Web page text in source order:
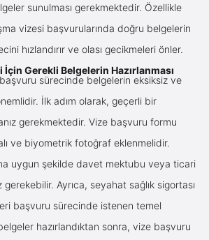
sunulması gerekmektedir. Özellikle
vizesi başvurularında doğru belgelerin
hızlandırır ve olası gecikmeleri önler.
Gerekli Belgelerin Hazırlanması
sürecinde belgelerin eksiksiz ve
İlk adım olarak, geçerli bir
gerekmektedir. Vize başvuru formu
ve biyometrik fotoğraf eklenmelidir.
uygun şekilde davet mektubu veya ticari
gerekebilir. Ayrıca, seyahat sağlık sigortası
başvuru sürecinde istenen temel
hazırlandıktan sonra, vize başvuru